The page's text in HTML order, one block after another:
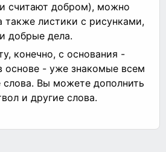
считают добром), можно
также листики с рисунками,
добрые дела.
конечно, с основания -
основе - уже знакомые всем
Вы можете дополнить
и другие слова.